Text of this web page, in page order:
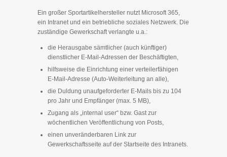
Ein großer Sportartikelhersteller nutzt Microsoft 365,
ein Intranet und ein betriebliche soziales Netzwerk. Die
zuständige Gewerkschaft verlangte u.a.:
die Herausgabe sämtlicher (auch künftiger)
dienstlicher E‑Mail-Adressen der Beschäftigten,
hilfsweise die Einrichtung einer verteilerfähigen
E‑Mail-Adresse (Auto-Weiterleitung an alle),
die Duldung unaufgeforderter E‑Mails bis zu 104
pro Jahr und Empfänger (max. 5 MB),
Zugang als „internal user“ bzw. Gast zur
wöchentlichen Veröffentlichung von Posts,
einen unveränderbaren Link zur
Gewerkschaftsseite auf der Startseite des Intranets.